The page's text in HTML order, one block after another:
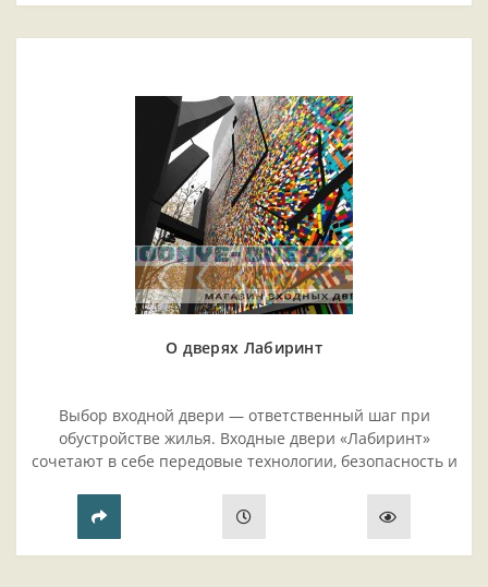
О дверях Лабиринт
Выбор входной двери — ответственный шаг при
обустройстве жилья. Входные двери «Лабиринт»
сочетают в себе передовые технологии, безопасность и
преимущества мод..